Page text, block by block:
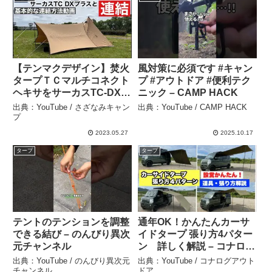
【テンマクデザイン】焚火
タープＴＣマルチコネクト
ヘキサをサーカスTC-DXプ
ラスへの連結方法 – さざな
みキャンプ
出典：YouTube / さざなみキャン
プ
2023.05.27
風対策に必須です #キャン
プ #アウトドア #便利テク
ニック – CAMP HACK
出典：YouTube / CAMP HACK
2025.10.17
タープ
テントのテンションを調整
できる結び – のんびり異次
元チャンネル
出典：YouTube / のんびり異次元
タープ
通年OK！かんたんカーサ
イドタープ 張り方4パター
ン 詳しく解説 – コナログ
アウトドア
出典：YouTube / コナログアウト